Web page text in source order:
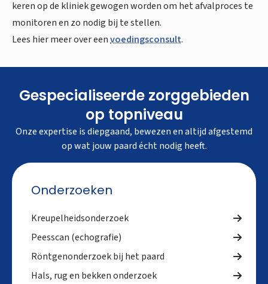
keren op de kliniek gewogen worden om het afvalproces te
monitoren en zo nodig bij te stellen.
Lees hier meer over eenvoedingsconsult.
Gespecialiseerde zorggebieden
op topniveau
Onze expertise is diepgaand, bewezen en altijd afgestemd
op wat jouw paard écht nodig heeft.
Onderzoeken
Kreupelheidsonderzoek
Peesscan (echografie)
Röntgenonderzoek bij het paard
Hals, rug en bekken onderzoek